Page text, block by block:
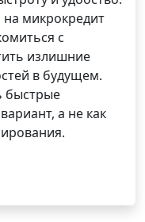
микрокредит
с
излишние
в будущем.
быстрые
а не как